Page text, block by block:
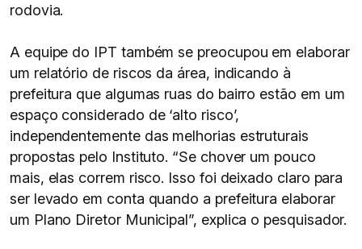
rodovia.
A equipe do IPT também se preocupou em elaborar
um relatório de riscos da área, indicando à
prefeitura que algumas ruas do bairro estão em um
espaço considerado de ‘alto risco’,
independentemente das melhorias estruturais
propostas pelo Instituto. “Se chover um pouco
mais, elas correm risco. Isso foi deixado claro para
ser levado em conta quando a prefeitura elaborar
um Plano Diretor Municipal”, explica o pesquisador.